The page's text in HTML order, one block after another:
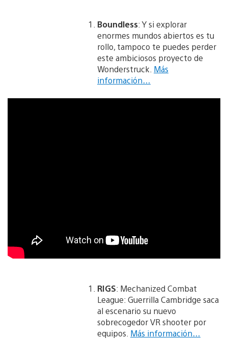
Boundless: Y si explorar
enormes mundos abiertos es tu
rollo, tampoco te puedes perder
este ambiciosos proyecto de
Wonderstruck. Más
información…
RIGS: Mechanized Combat
League: Guerrilla Cambridge saca
al escenario su nuevo
sobrecogedor VR shooter por
equipos. Más información…